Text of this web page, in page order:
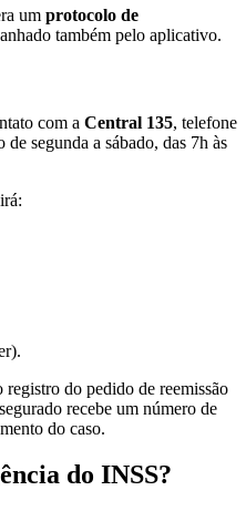
um protocolo de
também pelo aplicativo.
com a Central 135, telefone
de segunda a sábado, das 7h às
do pedido de reemissão
recebe um número de
do caso.
do INSS?